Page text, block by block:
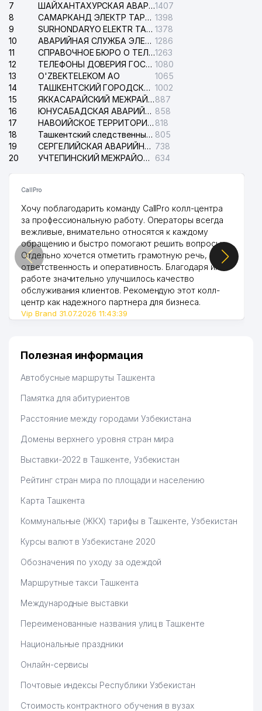
7
ШАЙХАНТАХУРСКАЯ АВАРИЙНАЯ СЛУЖБА ЭЛЕКТРОСЕТИ1407
8
САМАРКАНД ЭЛЕКТР ТАРМОКЛАРИ АО 1398
9
SURHONDARYO ELEKTR TARMOKLARI АО 1378
10
АВАРИЙНАЯ СЛУЖБА ЭЛЕКТРОСЕТИ ТАШКЕНТСКОГО РАЙОНА 1286
11
СПРАВОЧНОЕ БЮРО О ТЕЛЕФОНАХ ОРГАНИЗАЦИЙ г. ТАШКЕНТА1263
12
ТЕЛЕФОНЫ ДОВЕРИЯ ГОСУДАРСТВЕННОГО ЦЕНТРА ТЕСТИРОВАНИЯ 1080
13
O'ZBEKTELEKOM АО
1065
14
ТАШКЕНТСКИЙ ГОРОДСКОЙ СУД ПО ГРАЖДАНСКИМ ДЕЛАМ 1002
15
ЯККАСАРАЙСКИЙ МЕЖРАЙОННЫЙ СУД ПО ГРАЖДАНСКИМ ДЕЛАМ887
16
ЮНУСАБАДСКАЯ АВАРИЙНАЯ СЛУЖБА ЭЛЕКТРОСЕТИ 858
17
НАВОИЙСКОЕ ТЕРРИТОРИАЛЬНОЕ ПРЕДПРИЯТИЕ ЭЛЕКТРОСЕТИ АО 818
18
Ташкентский следственный изолятор 805
19
СЕРГЕЛИЙСКАЯ АВАРИЙНАЯ СЛУЖБА ЭЛЕКТРОСЕТИ 738
20
УЧТЕПИНСКИЙ МЕЖРАЙОННЫЙ СУД ПО ГРАЖДАНСКИМ ДЕЛАМ 634
CallPro
Хочу поблагодарить команду CallPro колл-центра
за профессиональную работу. Операторы всегда
вежливые, внимательно относятся к каждому
обращению и быстро помогают решить вопросы.
Отдельно хочется отметить грамотную речь,
ответственность и оперативность. Благодаря их
работе значительно улучшилось качество
обслуживания клиентов. Рекомендую этот колл-
центр как надежного партнера для бизнеса.
Vip Brand 31.07.2026 11:43:39
Полезная информация
Автобусные маршруты Ташкента
Памятка для абитуриентов
Расстояние между городами Узбекистана
Домены верхнего уровня стран мира
Выставки-2022 в Ташкенте, Узбекистан
Рейтинг стран мира по площади и населению
Карта Ташкента
Коммунальные (ЖКХ) тарифы в Ташкенте, Узбекистан
Курсы валют в Узбекистане 2020
Обозначения по уходу за одеждой
Маршрутные такси Ташкента
Международные выставки
Переименованные названия улиц в Ташкенте
Национальные праздники
Онлайн-сервисы
Почтовые индексы Республики Узбекистан
Стоимость контрактного обучения в вузах